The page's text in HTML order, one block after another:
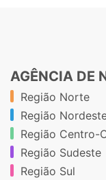
AGÊNCIA DE
Região Norte
Região
Região Centro-
Região Sudeste
Região Sul